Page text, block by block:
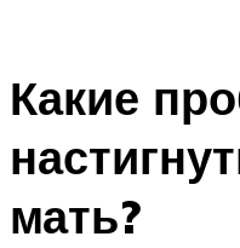
Какие
мать?